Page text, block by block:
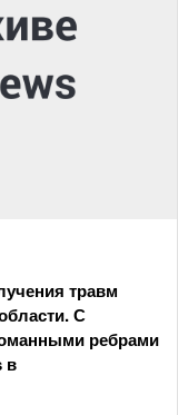
травм
С
ребрами
в